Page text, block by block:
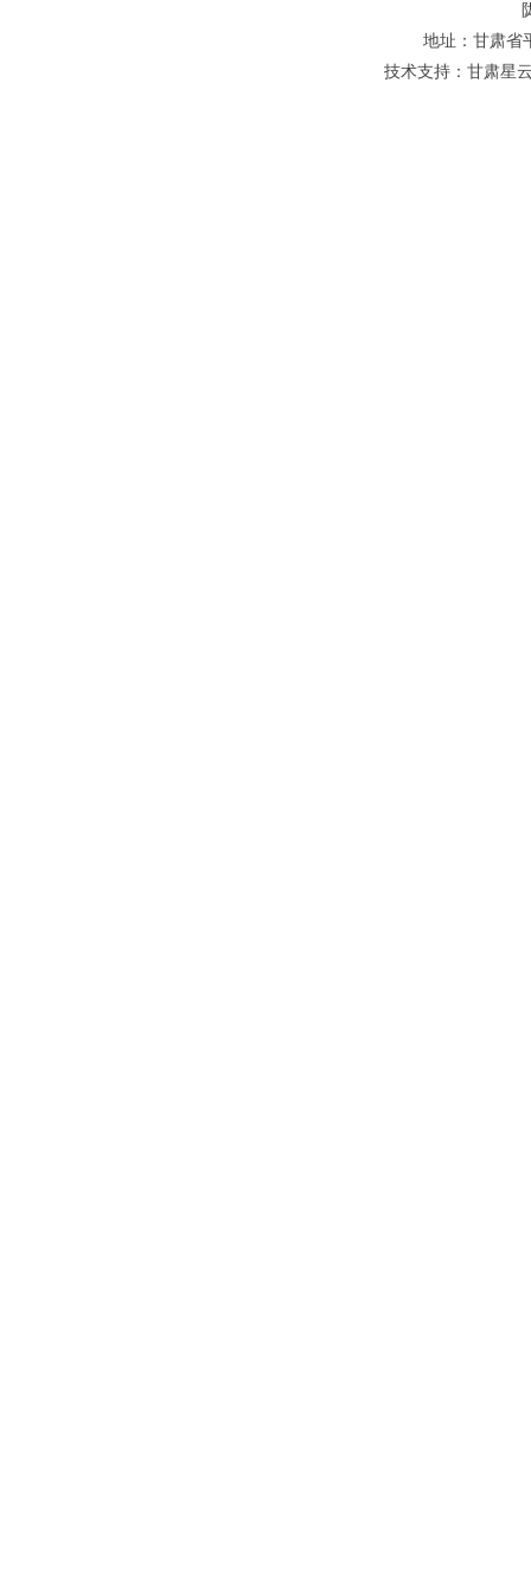
地址：甘肃省
技术支持：甘肃星